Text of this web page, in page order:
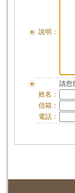
說明：
請您
姓名：
信箱：
電話：